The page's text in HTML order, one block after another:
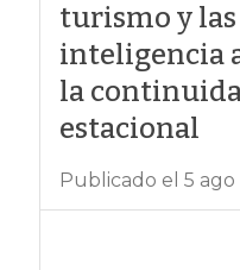
turismo y
inteligencia
la
estacional
Publicado el 5 ago